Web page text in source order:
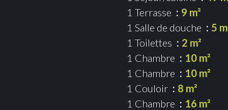
1 Terrasse
9 m²
1 Salle de douche
5
1 Toilettes
2 m²
1 Chambre
10 m²
1 Chambre
10 m²
1 Couloir
8 m²
1 Chambre
16 m²